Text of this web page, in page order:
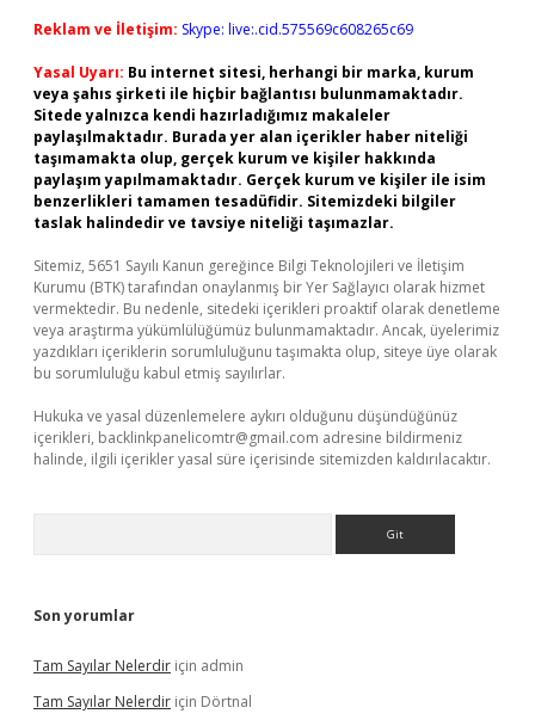
Reklam ve İletişim: Skype: live:.cid.575569c608265c69
Yasal Uyarı: Bu internet sitesi, herhangi bir marka, kurum
veya şahıs şirketi ile hiçbir bağlantısı bulunmamaktadır.
Sitede yalnızca kendi hazırladığımız makaleler
paylaşılmaktadır. Burada yer alan içerikler haber niteliği
taşımamakta olup, gerçek kurum ve kişiler hakkında
paylaşım yapılmamaktadır. Gerçek kurum ve kişiler ile isim
benzerlikleri tamamen tesadüfidir. Sitemizdeki bilgiler
taslak halindedir ve tavsiye niteliği taşımazlar.
Sitemiz, 5651 Sayılı Kanun gereğince Bilgi Teknolojileri ve İletişim
Kurumu (BTK) tarafından onaylanmış bir Yer Sağlayıcı olarak hizmet
vermektedir. Bu nedenle, sitedeki içerikleri proaktif olarak denetleme
veya araştırma yükümlülüğümüz bulunmamaktadır. Ancak, üyelerimiz
yazdıkları içeriklerin sorumluluğunu taşımakta olup, siteye üye olarak
bu sorumluluğu kabul etmiş sayılırlar.
Hukuka ve yasal düzenlemelere aykırı olduğunu düşündüğünüz
içerikleri, backlinkpanelicomtr@gmail.com adresine bildirmeniz
halinde, ilgili içerikler yasal süre içerisinde sitemizden kaldırılacaktır.
Son yorumlar
Tam Sayılar Nelerdir için admin
Tam Sayılar Nelerdir için Dörtnal